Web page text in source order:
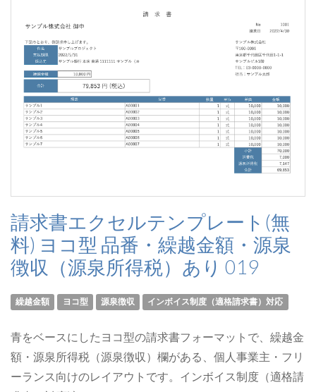
請求書エクセルテンプレート(無
料) ヨコ型 品番・繰越金額・源泉
徴収（源泉所得税）あり 019
繰越金額 ヨコ型 源泉徴収 インボイス制度（適格請求書）対応
青をベースにしたヨコ型の請求書フォーマットで、繰越金
額・源泉所得税（源泉徴収）欄がある、個人事業主・フリ
ーランス向けのレイアウトです。インボイス制度（適格請